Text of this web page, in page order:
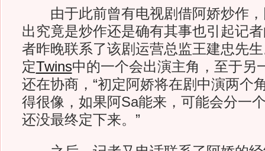
由于此前曾有电视剧借阿娇炒作，
出究竟是炒作还是确有其事也引起记
者昨晚联系了该剧运营总监王建忠先
定Twins中的一个会出演主角，至于另
还在协商，“初定阿娇将在剧中演两个
得很像，如果阿Sa能来，可能会分一
还没最终定下来。”